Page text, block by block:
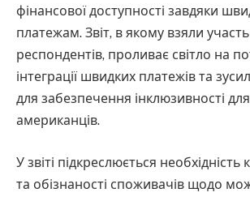
фінансової доступності завдяки
платежам. Звіт, в якому взяли
респондентів, проливає світло на
інтеграції швидких платежів та
для забезпечення інклюзивності для
американців.
У звіті підкреслюється необхідність
та обізнаності споживачів щодо